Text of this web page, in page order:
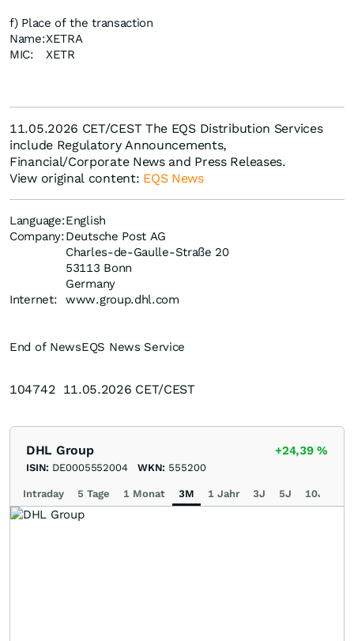
f) Place of the transaction
Name:XETRA
MIC:
XETR
11.05.2026 CET/CEST The EQS Distribution Services
include Regulatory Announcements,
Financial/Corporate News and Press Releases.
View original content: EQS News
Language:English
Company:Deutsche Post AG
Charles-de-Gaulle-Straße 20
53113 Bonn
Germany
Internet:
www.group.dhl.com
End of NewsEQS News Service
104742 11.05.2026 CET/CEST
DHL Group +24,39%
ISIN: DE0005552004 WKN: 555200
Intraday 5 Tage 1 Monat 3M 1 Jahr 3J 5J 10J